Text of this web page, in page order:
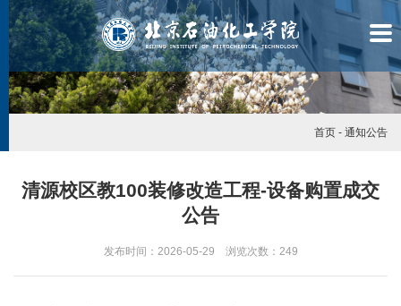
首页 - 通知公告
清源校区教100装修改造工程-设备购置成交
公告
发布时间：2026-05-29 浏览次数： 249